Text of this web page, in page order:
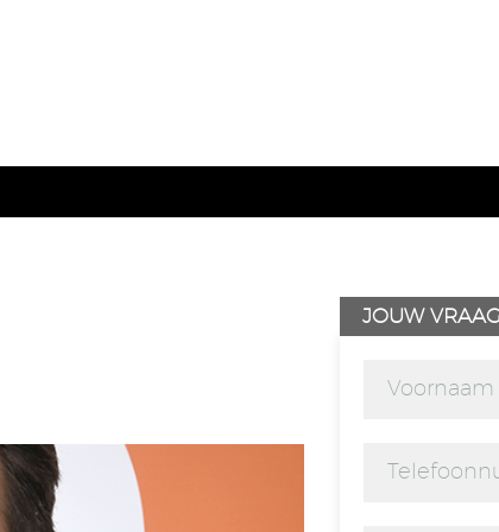
JOUW